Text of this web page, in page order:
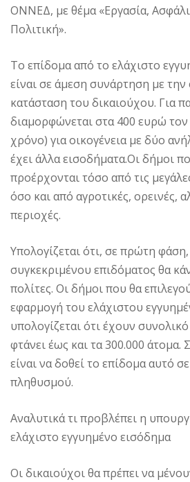
ΟΝΝΕΔ, με θέμα «Εργασία,
Πολιτική».
Το επίδομα από το ελάχιστο
είναι σε άμεση συνάρτηση με την
κατάσταση του δικαιούχου. Για
διαμορφώνεται στα 400 ευρώ
χρόνο) για οικογένεια με δύο
έχει άλλα εισοδήματα.Οι δήμοι
προέρχονται τόσο από τις
όσο και από αγροτικές, ορεινές,
περιοχές.
Υπολογίζεται ότι, σε πρώτη
συγκεκριμένου επιδόματος θα
πολίτες. Οι δήμοι που θα
εφαρμογή του ελάχιστου
υπολογίζεται ότι έχουν
φτάνει έως και τα 300.000 άτομα.
είναι να δοθεί το επίδομα αυτό
πληθυσμού.
Αναλυτικά τι προβλέπει η
ελάχιστο εγγυημένο εισόδημα
Οι δικαιούχοι θα πρέπει να